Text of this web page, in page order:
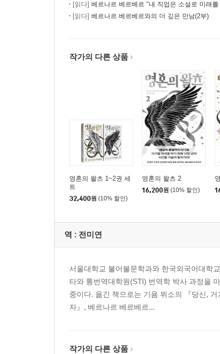
[읽다] 베르나르 베르베르 "내 직업은 소설로 미래
[읽다] 베르나르 베르베르와의 더 깊은 만남(2부)
작가의 다른 상품
영혼의 왈츠 1~2권 세
트
32,400원 (10% 할인)
영혼의 왈츠 2
16,200원 (10% 할인)
역 : 전미연
서울대학교 불어불문학과와 한국외국어대학
타와 통번역대학원(STI) 번역학 박사 과정을
중이다. 옮긴 책으로는 기욤 뮈소의 『당신,
자』, 베르나르 베르베르...
작가의 다른 상품